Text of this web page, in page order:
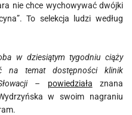
nie chce wychowywać dwójki
To selekcja ludzi według
w dziesiątym tygodniu ciąży
na temat dostępności klinik
–
powiedziała znana
w swoim nagraniu